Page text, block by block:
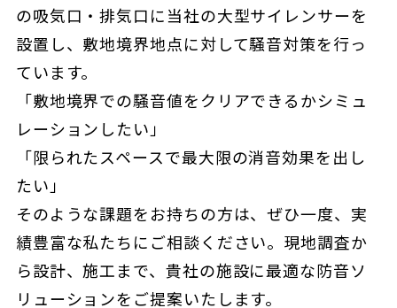
の吸気口・排気口に当社の大型サイレンサーを
設置し、敷地境界地点に対して騒音対策を行っ
ています。
「敷地境界での騒音値をクリアできるかシミュ
レーションしたい」
「限られたスペースで最大限の消音効果を出し
たい」
そのような課題をお持ちの方は、ぜひ一度、実
績豊富な私たちにご相談ください。現地調査か
ら設計、施工まで、貴社の施設に最適な防音ソ
リューションをご提案いたします。